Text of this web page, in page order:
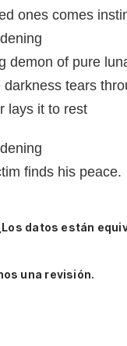
ones comes
demon of pure
darkness tears
lays it to rest
finds his peace.
datos están
una revisión.